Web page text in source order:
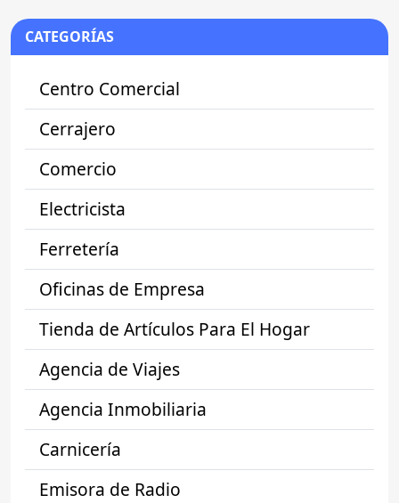
CATEGORÍAS
Centro Comercial
Cerrajero
Comercio
Electricista
Ferretería
Oficinas de Empresa
Tienda de Artículos Para El Hogar
Agencia de Viajes
Agencia Inmobiliaria
Carnicería
Emisora de Radio